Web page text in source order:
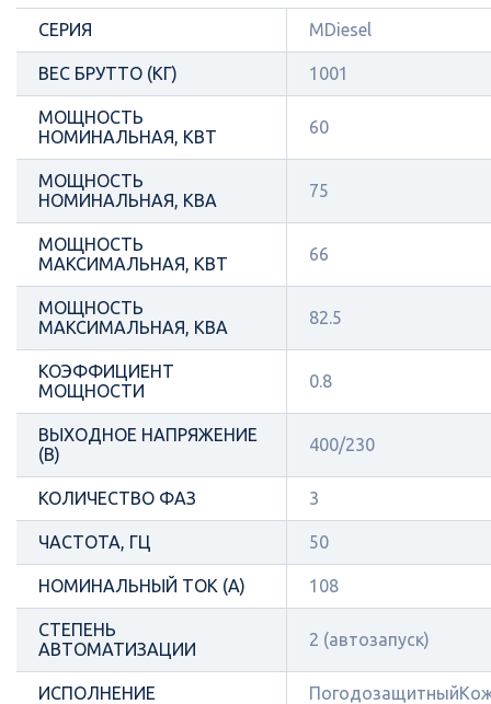
СЕРИЯ MDiesel
ВЕС БРУТТО (КГ) 1001
МОЩНОСТЬ
НОМИНАЛЬНАЯ, КВТ
60
МОЩНОСТЬ
НОМИНАЛЬНАЯ, КВА
75
МОЩНОСТЬ
МАКСИМАЛЬНАЯ, КВТ
66
МОЩНОСТЬ
МАКСИМАЛЬНАЯ, КВА
82.5
КОЭФФИЦИЕНТ
МОЩНОСТИ
0.8
ВЫХОДНОЕ НАПРЯЖЕНИЕ
(В)
400/230
КОЛИЧЕСТВО ФАЗ 3
ЧАСТОТА, ГЦ 50
НОМИНАЛЬНЫЙ ТОК (А) 108
СТЕПЕНЬ
АВТОМАТИЗАЦИИ
2 (автозапуск)
ИСПОЛНЕНИЕ